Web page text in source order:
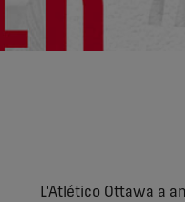
L'Atlético Ottawa a